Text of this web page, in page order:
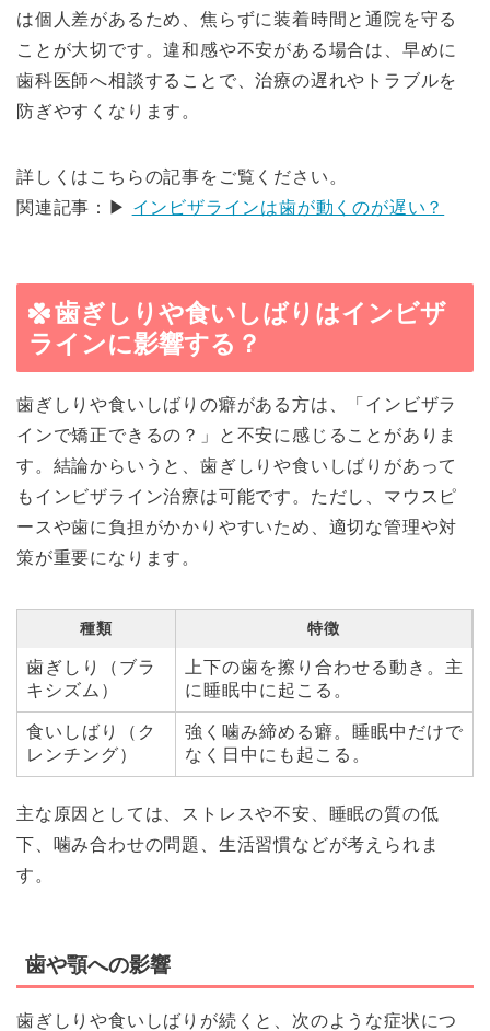
は個人差があるため、焦らずに装着時間と通院を守る
ことが大切です。違和感や不安がある場合は、早めに
歯科医師へ相談することで、治療の遅れやトラブルを
防ぎやすくなります。
詳しくはこちらの記事をご覧ください。
関連記事：▶ インビザラインは歯が動くのが遅い？
歯ぎしりや食いしばりはインビザ
ラインに影響する？
歯ぎしりや食いしばりの癖がある方は、「インビザラ
インで矯正できるの？」と不安に感じることがありま
す。結論からいうと、歯ぎしりや食いしばりがあって
もインビザライン治療は可能です。ただし、マウスピ
ースや歯に負担がかかりやすいため、適切な管理や対
策が重要になります。
種類 特徴
歯ぎしり（ブラ
キシズム）
上下の歯を擦り合わせる動き。主
に睡眠中に起こる。
食いしばり（ク
レンチング）
強く噛み締める癖。睡眠中だけで
なく日中にも起こる。
主な原因としては、ストレスや不安、睡眠の質の低
下、噛み合わせの問題、生活習慣などが考えられま
す。
歯や顎への影響
歯ぎしりや食いしばりが続くと、次のような症状につ